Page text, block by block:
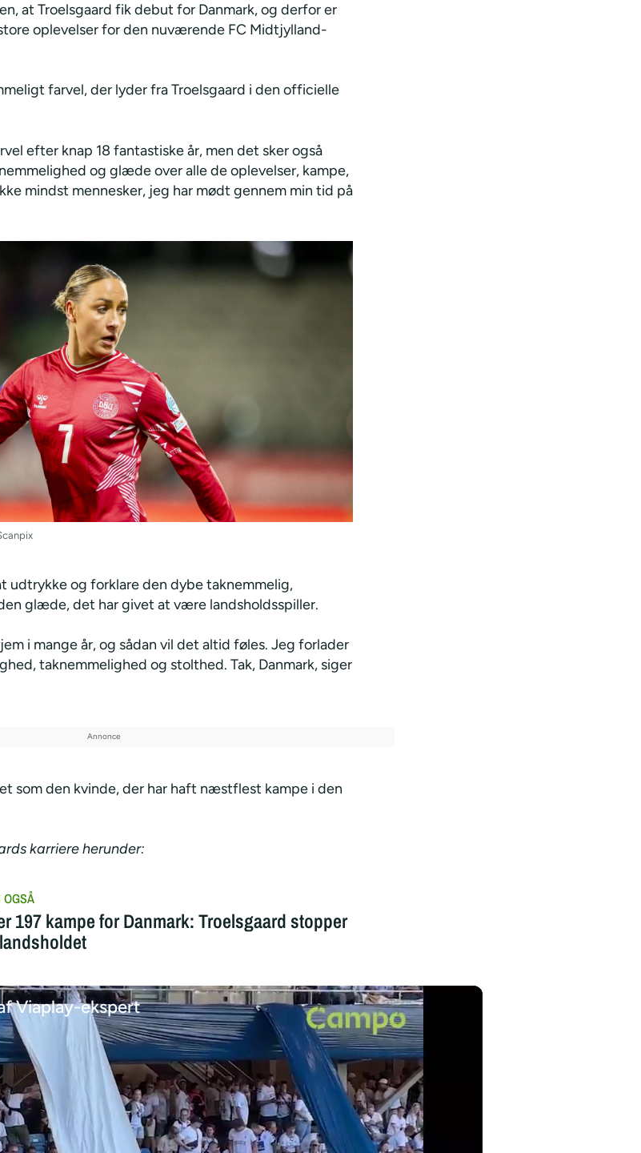
at Troelsgaard fik debut for Danmark, og derfor er
oplevelser for den nuværende FC Midtjylland-
farvel, der lyder fra Troelsgaard i den officielle
efter knap 18 fantastiske år, men det sker også
og glæde over alle de oplevelser, kampe,
mindst mennesker, jeg har mødt gennem min tid på
udtrykke og forklare den dybe taknemmelig,
glæde, det har givet at være landsholdsspiller.
i mange år, og sådan vil det altid føles. Jeg forlader
taknemmelighed og stolthed. Tak, Danmark, siger
som den kvinde, der har haft næstflest kampe i den
karriere herunder:
197 kampe for Danmark: Troelsgaard stopper
Viaplay-ekspert